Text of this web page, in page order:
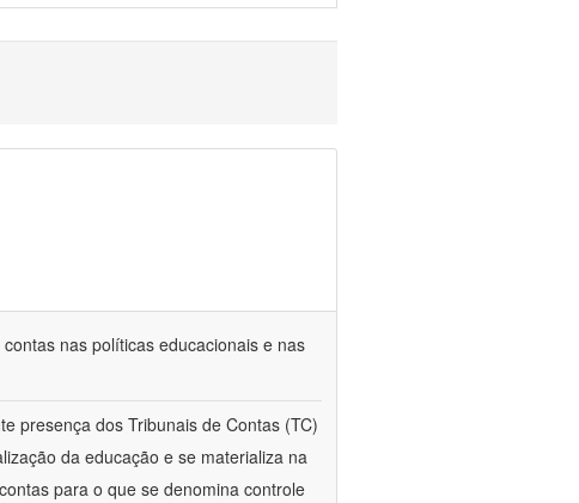
nas políticas educacionais e nas
presença dos Tribunais de Contas (TC)
da educação e se materializa na
para o que se denomina controle